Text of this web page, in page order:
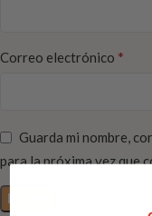
Correo electrónico *
Guarda mi nombre,
para la próxima vez que